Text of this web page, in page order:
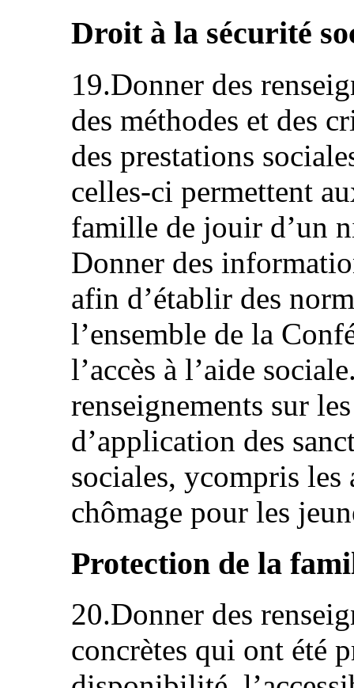
Droit à la sécurité
19.Donner des
des méthodes et des
des prestations
celles-ci permettent
famille de jouir d’un
Donner des
afin d’établir des
l’ensemble de la
l’accès à l’aide
renseignements sur
d’application des
sociales, ycompris
chômage pour les
Protection de la
20.Donner des
concrètes qui ont été